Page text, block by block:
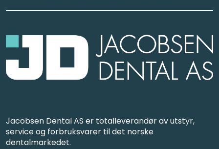
Jacobsen Dental AS er totalleverandør av utstyr,
service og forbruksvarer til det norske
dentalmarkedet.